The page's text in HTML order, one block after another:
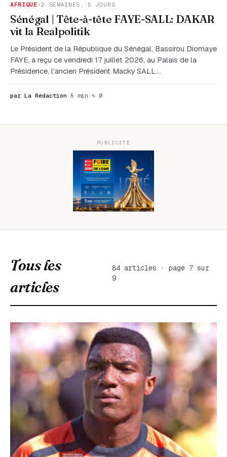
AFRIQUE ·2 SEMAINES, 5 JOURS
Sénégal | Tête-à-tête FAYE-SALL: DAKAR
vit la Realpolitik
Le Président de la République du Sénégal, Bassirou Diomaye
FAYE, a reçu ce vendredi 17 juillet 2026, au Palais de la
Présidence, l’ancien Président Macky SALL.…
par La Rédaction · 5 min · ✎ 0
PUBLICITÉ
Tous les
articles
84 articles · page 7 sur
9